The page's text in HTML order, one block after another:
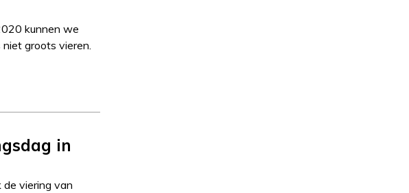
kunnen we
groots vieren.
in
de viering van